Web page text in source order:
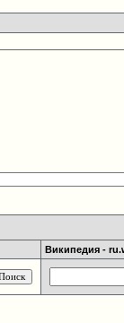
Википедия -